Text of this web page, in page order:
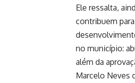
Ele ressalta,
contribuem
no município:
além da
Marcelo Neves